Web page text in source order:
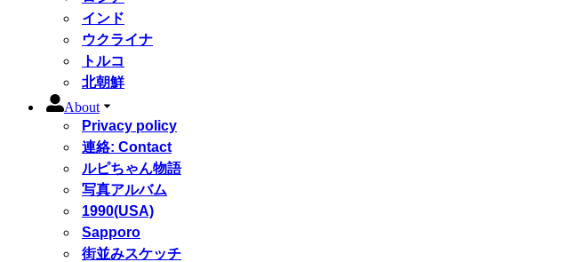
インド
ウクライナ
トルコ
北朝鮮
About
Privacy policy
連絡: Contact
ルピちゃん物語
写真アルバム
1990(USA)
Sapporo
街並みスケッチ